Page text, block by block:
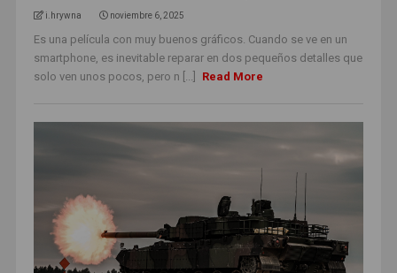
i.hrywna noviembre 6, 2025
Es una película con muy buenos gráficos. Cuando se ve en un
smartphone, es inevitable reparar en dos pequeños detalles que
solo ven unos pocos, pero n [...]
Read More